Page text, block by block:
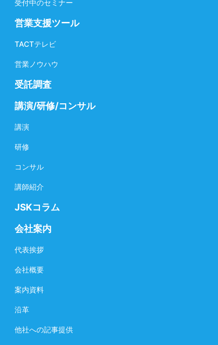
受付中のセミナー
営業支援ツール
TACTテレビ
営業ノウハウ
受託調査
講演/研修/コンサル
講演
研修
コンサル
講師紹介
JSKコラム
会社案内
代表挨拶
会社概要
案内資料
沿革
他社への記事提供